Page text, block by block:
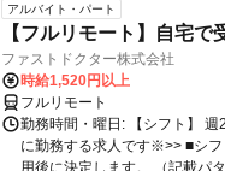
アルバイト・パート
【フルリモート】自宅で
ファストドクター株式会社
時給1,520円以上
フルリモート
勤務時間・曜日: 【シフト】
に勤務する求人です※>> ■シ
用後に決定します。 （記載パ